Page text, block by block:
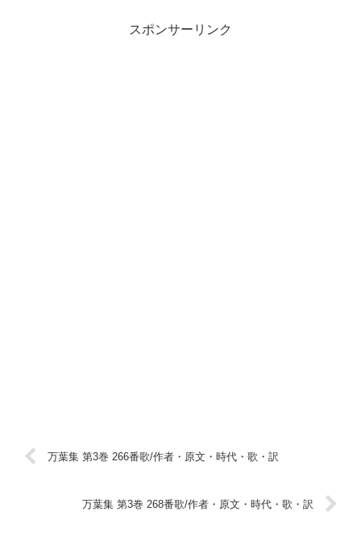
スポンサーリンク
万葉集 第3巻 266番歌/作者・原文・時代・歌・訳
万葉集 第3巻 268番歌/作者・原文・時代・歌・訳